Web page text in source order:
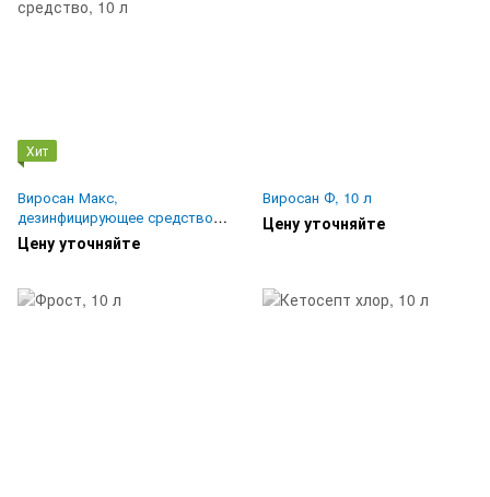
Хит
Виросан Макс,
дезинфицирующее средство,
10 л
Цену уточняйте
Виросан Ф, 10 л
Цену уточняйте